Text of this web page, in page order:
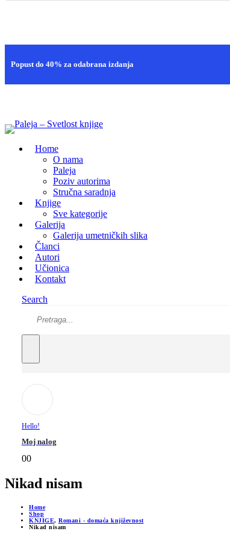
Popust do 40% za odabrana izdanja
Home
O nama
Paleja
Poziv autorima
Stručna saradnja
Knjige
Sve kategorije
Galerija
Galerija umetničkih slika
Članci
Autori
Učionica
Kontakt
Search
Hello!
Moj nalog
00
Nikad nisam
Home
Shop
KNJIGE, Romani - domaća književnost
Nikad nisam